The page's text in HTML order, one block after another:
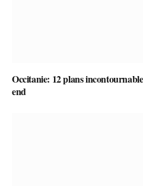
Occitanie: 12 plans
end